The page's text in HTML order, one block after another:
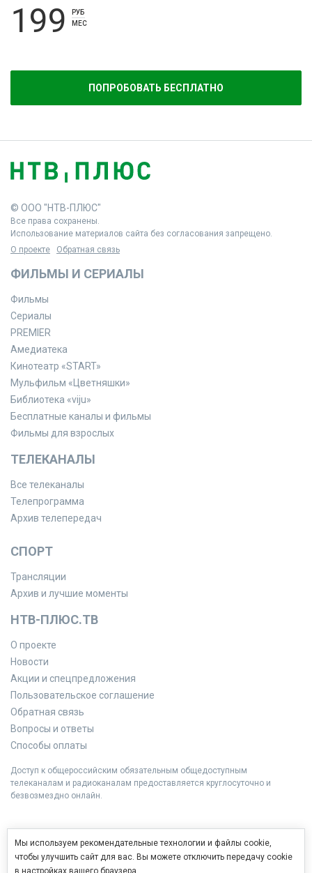
199
РУБ
МЕС
ПОПРОБОВАТЬ БЕСПЛАТНО
© ООО "НТВ-ПЛЮС"
Все права сохранены.
Использование материалов сайта без согласования запрещено.
О проекте
Обратная связь
ФИЛЬМЫ И СЕРИАЛЫ
Фильмы
Сериалы
PREMIER
Амедиатека
Кинотеатр «START»
Мульфильм «Цветняшки»
Библиотека «viju»
Бесплатные каналы и фильмы
Фильмы для взрослых
ТЕЛЕКАНАЛЫ
Все телеканалы
Телепрограмма
Архив телепередач
СПОРТ
Трансляции
Архив и лучшие моменты
НТВ-ПЛЮС.ТВ
О проекте
Новости
Акции и спецпредложения
Пользовательское соглашение
Обратная связь
Вопросы и ответы
Способы оплаты
Доступ к общероссийским обязательным общедоступным
телеканалам и радиоканалам предоставляется круглосуточно и
безвозмездно онлайн.
Мы используем рекомендательные технологии и файлы cookie,
чтобы улучшить сайт для вас. Вы можете отключить передачу cookie
в настройках вашего браузера